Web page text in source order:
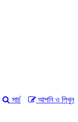
আপনি ও লিখুন
সার্চ